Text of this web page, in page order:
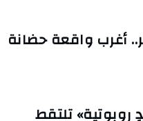
أغرب واقعة حضانة
روبوتية» تلتقط